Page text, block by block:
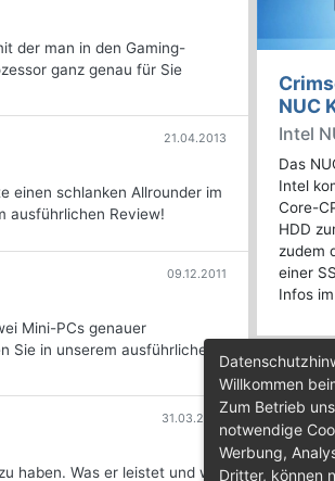
der man in den Gaming-
ganz genau für Sie
21.04.2013
einen schlanken Allrounder im
ausführlichen Review!
09.12.2011
Mini-PCs genauer
Sie in unserem ausführlichen
31.03.2003
haben. Was er leistet und wie
NUC
Intel
Das
Intel
Core-
HDD
zudem
einer
Infos
Willkommen
Zum Betrieb
notwendige
Werbung,
Dritter, können